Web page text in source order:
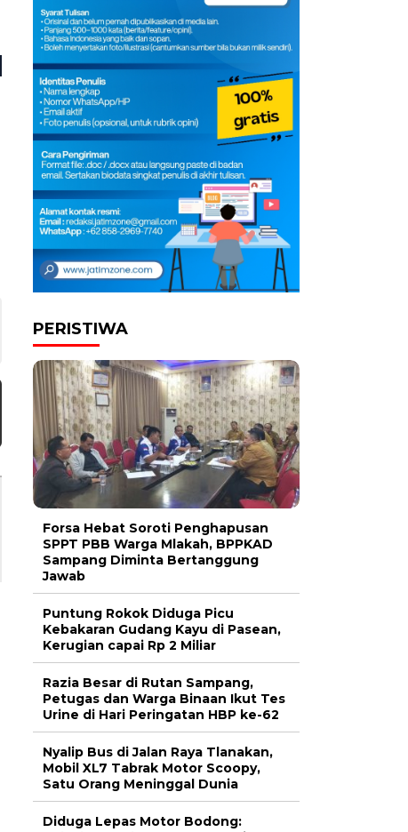
PERISTIWA
Forsa Hebat Soroti Penghapusan
SPPT PBB Warga Mlakah, BPPKAD
Sampang Diminta Bertanggung
Jawab
Puntung Rokok Diduga Picu
Kebakaran Gudang Kayu di Pasean,
Kerugian capai Rp 2 Miliar
Razia Besar di Rutan Sampang,
Petugas dan Warga Binaan Ikut Tes
Urine di Hari Peringatan HBP ke-62
Nyalip Bus di Jalan Raya Tlanakan,
Mobil XL7 Tabrak Motor Scoopy,
Satu Orang Meninggal Dunia
Diduga Lepas Motor Bodong: